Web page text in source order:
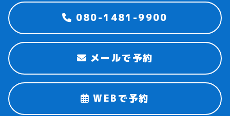
080-1481-9900
メールで予約
WEBで予約